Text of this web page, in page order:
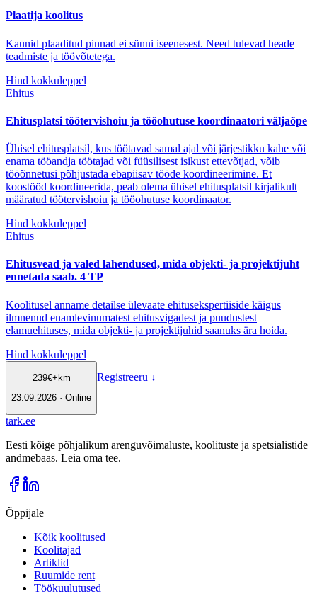
Plaatija koolitus
Kaunid plaaditud pinnad ei sünni iseenesest. Need tulevad heade
teadmiste ja töövõtetega.
Hind kokkuleppel
Ehitus
Ehitusplatsi töötervishoiu ja tööohutuse koordinaatori väljaõpe
Ühisel ehitusplatsil, kus töötavad samal ajal või järjestikku kahe või
enama tööandja töötajad või füüsilisest isikust ettevõtjad, võib
tööõnnetusi põhjustada ebapiisav tööde koordineerimine. Et
koostööd koordineerida, peab olema ühisel ehitusplatsil kirjalikult
määratud töötervishoiu ja tööohutuse koordinaator.
Hind kokkuleppel
Ehitus
Ehitusvead ja valed lahendused, mida objekti- ja projektijuht
ennetada saab. 4 TP
Koolitusel anname detailse ülevaate ehitusekspertiiside käigus
ilmnenud enamlevinumatest ehitusvigadest ja puudustest
elamuehituses, mida objekti- ja projektijuhid saanuks ära hoida.
Hind kokkuleppel
239€+km
23.09.2026 · Online
Registreeru ↓
tark.ee
Eesti kõige põhjalikum arenguvõimaluste, koolituste ja spetsialistide
andmebaas. Leia oma tee.
Õppijale
Kõik koolitused
Koolitajad
Artiklid
Ruumide rent
Töökuulutused